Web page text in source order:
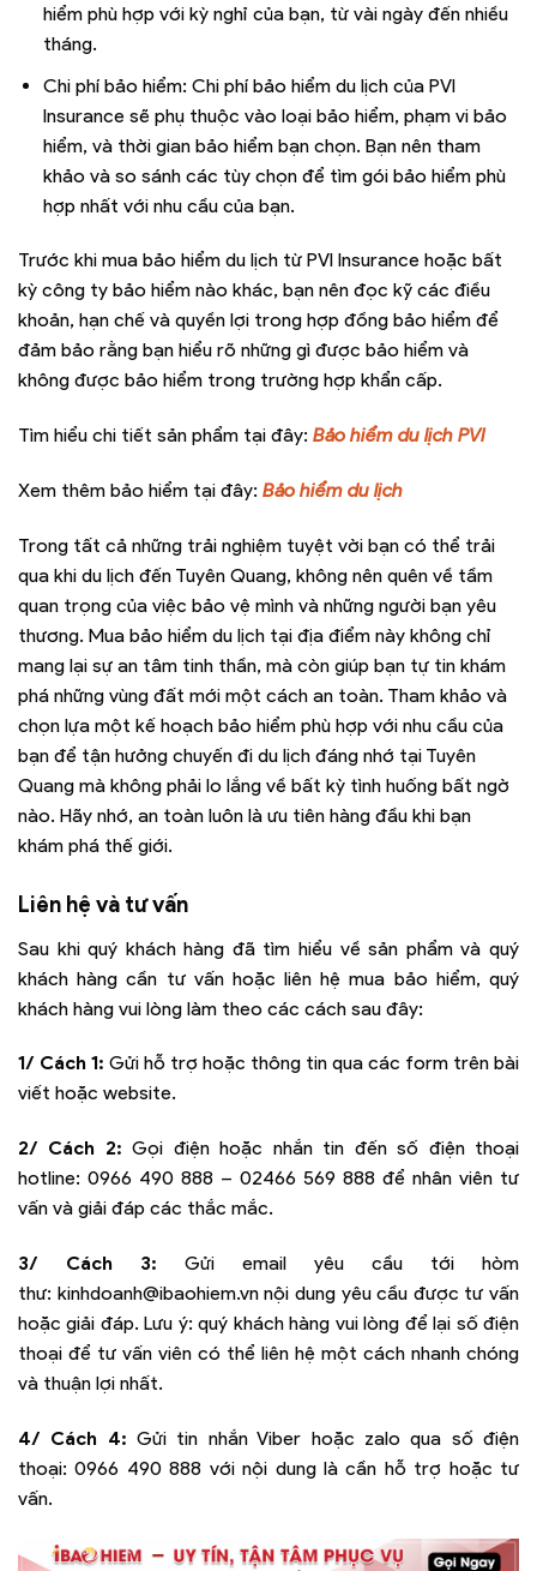
hiểm phù hợp với kỳ nghỉ của bạn, từ vài ngày đến nhiều
tháng.
Chi phí bảo hiểm: Chi phí bảo hiểm du lịch của PVI
Insurance sẽ phụ thuộc vào loại bảo hiểm, phạm vi bảo
hiểm, và thời gian bảo hiểm bạn chọn. Bạn nên tham
khảo và so sánh các tùy chọn để tìm gói bảo hiểm phù
hợp nhất với nhu cầu của bạn.
Trước khi mua bảo hiểm du lịch từ PVI Insurance hoặc bất
kỳ công ty bảo hiểm nào khác, bạn nên đọc kỹ các điều
khoản, hạn chế và quyền lợi trong hợp đồng bảo hiểm để
đảm bảo rằng bạn hiểu rõ những gì được bảo hiểm và
không được bảo hiểm trong trường hợp khẩn cấp.
Tìm hiểu chi tiết sản phẩm tại đây: Bảo hiểm du lịch PVI
Xem thêm bảo hiểm tại đây: Bảo hiểm du lịch
Trong tất cả những trải nghiệm tuyệt vời bạn có thể trải
qua khi du lịch đến Tuyên Quang, không nên quên về tầm
quan trọng của việc bảo vệ mình và những người bạn yêu
thương. Mua bảo hiểm du lịch tại địa điểm này không chỉ
mang lại sự an tâm tinh thần, mà còn giúp bạn tự tin khám
phá những vùng đất mới một cách an toàn. Tham khảo và
chọn lựa một kế hoạch bảo hiểm phù hợp với nhu cầu của
bạn để tận hưởng chuyến đi du lịch đáng nhớ tại Tuyên
Quang mà không phải lo lắng về bất kỳ tình huống bất ngờ
nào. Hãy nhớ, an toàn luôn là ưu tiên hàng đầu khi bạn
khám phá thế giới.
Liên hệ và tư vấn
Sau khi quý khách hàng đã tìm hiểu về sản phẩm và quý
khách hàng cần tư vấn hoặc liên hệ mua bảo hiểm, quý
khách hàng vui lòng làm theo các cách sau đây:
1/ Cách 1: Gửi hỗ trợ hoặc thông tin qua các form trên bài
viết hoặc website.
2/ Cách 2: Gọi điện hoặc nhắn tin đến số điện thoại
hotline: 0966 490 888 – 02466 569 888 để nhân viên tư
vấn và giải đáp các thắc mắc.
3/ Cách 3: Gửi email yêu cầu tới hòm
thư: kinhdoanh@ibaohiem.vnnội dung yêu cầu được tư vấn
hoặc giải đáp. Lưu ý: quý khách hàng vui lòng để lại số điện
thoại để tư vấn viên có thể liên hệ một cách nhanh chóng
và thuận lợi nhất.
4/ Cách 4: Gửi tin nhắn Viber hoặc zalo qua số điện
thoại:0966 490 888 với nội dung là cần hỗ trợ hoặc tư
vấn.